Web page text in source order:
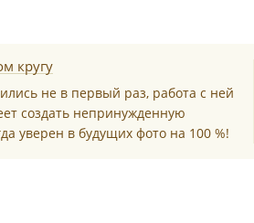
кругу
не в первый раз, работа с ней
создать непринужденную
уверен в будущих фото на 100 %!